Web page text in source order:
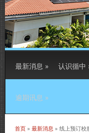
最新消息 » 认识循中
逾期讯息 »
首页 » 最新消息 » 线上预订校